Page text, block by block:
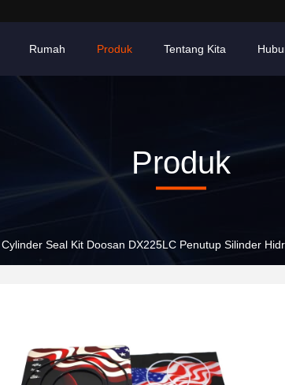
Rumah Produk Tentang Kita
Produk
Seal Kit Doosan DX225LC Penutup Silinder